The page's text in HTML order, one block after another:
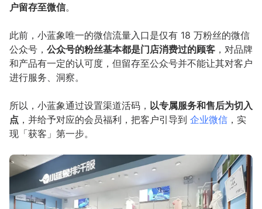
户留存至微信。
此前，小蓝象唯一的微信流量入口是仅有 18 万粉丝的微信
公众号， 公众号的粉丝基本都是门店消费过的顾客 ，对品牌
和产品有一定的认可度，但留存至公众号并不能让其对客户
进行服务、洞察。
所以，小蓝象通过设置渠道活码， 以专属服务和售后为切入
点 ，并给予对应的会员福利，把客户引导到 企业微信 ，实
现「获客」第一步。